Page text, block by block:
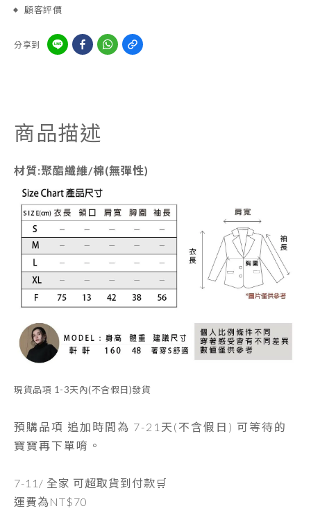
顧客評價
分享到
商品描述
材質:聚酯纖維/棉(無彈性)
現貨品項 1-3天內(不含假日)發貨
預購品項 追加時間為 7-21天 (不含假日) 可等待的
寶寶再下單唷。
7-11/ 全家 可超取貨到付款🛒
運費為NT$70